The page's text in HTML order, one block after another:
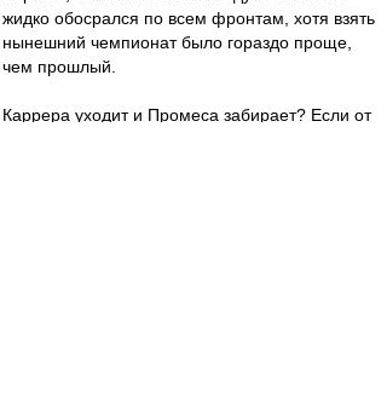
жидко обосрался по всем фронтам, хотя взять
нынешний чемпионат было гораздо проще,
чем прошлый.
Каррера уходит и Промеса забирает? Если от